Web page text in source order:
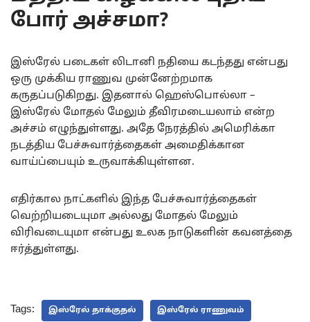
போர் அச்சமா?
இஸ்ரேல் படைகள் லிடானி நதியை கடந்தது என்பது
ஒரு முக்கிய ராணுவ முன்னேற்றமாக
கருதப்படுகிறது. இதனால் ஹெஸ்பொல்லா –
இஸ்ரேல் மோதல் மேலும் தீவிரமடையலாம் என்ற
அச்சம் எழுந்துள்ளது. அதே நேரத்தில் அமெரிக்கா
நடத்திய பேச்சுவார்த்தைகள் அமைதிக்கான
வாய்ப்பையும் உருவாக்கியுள்ளன.
எதிர்கால நாட்களில் இந்த பேச்சுவார்த்தைகள்
வெற்றியடையுமா அல்லது மோதல் மேலும்
விரிவடையுமா என்பது உலக நாடுகளின் கவனத்தை
ஈர்த்துள்ளது.
Tags: இஸ்ரேல் தாக்குதல் இஸ்ரேல் ராணுவம்